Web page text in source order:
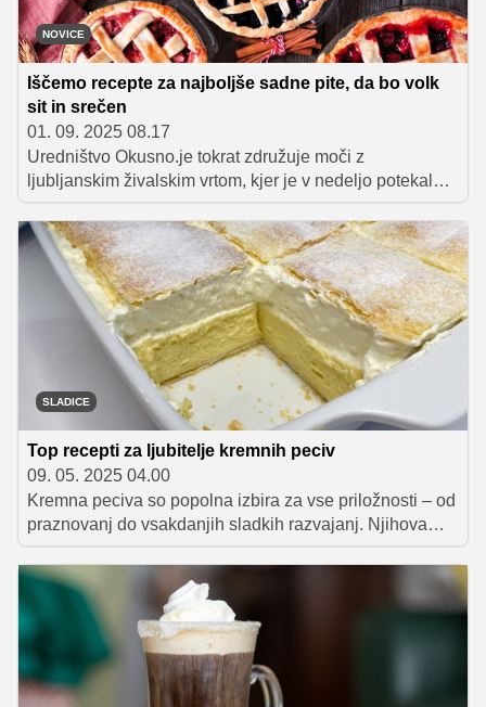
NOVICE
Iščemo recepte za najboljše sadne pite, da bo volk
sit in srečen
01. 09. 2025 08.17
Uredništvo Okusno.je tokrat združuje moči z
ljubljanskim živalskim vrtom, kjer je v nedeljo potekal
prav poseben dogodek, v okviru katerega poteka
izmenjevalnica receptov za najboljše sadne pite. Vse, ki
bi radi delili svoje recepte za slastno pito, vabimo, da jih
oddate na naši strani, najbolj zanimive bomo objavili,
najboljše pa bodo organizatorji dogodka tudi nagradili.
SLADICE
Top recepti za ljubitelje kremnih peciv
09. 05. 2025 04.00
Kremna peciva so popolna izbira za vse priložnosti – od
praznovanj do vsakdanjih sladkih razvajanj. Njihova
prednost ni le bogat in kremast okus, temveč tudi to, da
se lepo režejo na kose, kar jih naredi idealne za delitev.
V članku smo zbrali različne recepte za kremna peciva,
ki navdušujejo s svojo nežno teksturo in harmoničnimi